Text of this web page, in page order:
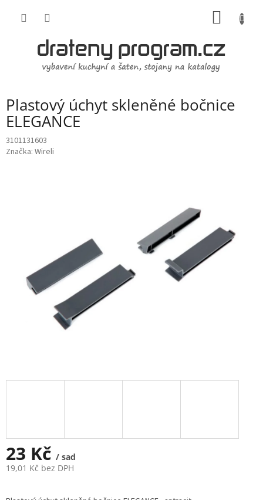
Plastový úchyt skleněné bočnice
ELEGANCE
3101131603
Značka: Wireli
23 Kč / sad
19,01 Kč bez DPH
cena: